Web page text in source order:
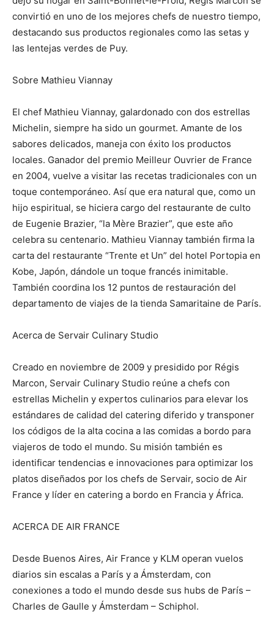
convirtió en uno de los mejores chefs de nuestro tiempo,
destacando sus productos regionales como las setas y
las lentejas verdes de Puy.
Sobre Mathieu Viannay
El chef Mathieu Viannay, galardonado con dos estrellas
Michelin, siempre ha sido un gourmet. Amante de los
sabores delicados, maneja con éxito los productos
locales. Ganador del premio Meilleur Ouvrier de France
en 2004, vuelve a visitar las recetas tradicionales con un
toque contemporáneo. Así que era natural que, como un
hijo espiritual, se hiciera cargo del restaurante de culto
de Eugenie Brazier, “la Mère Brazier”, que este año
celebra su centenario. Mathieu Viannay también firma la
carta del restaurante “Trente et Un” del hotel Portopia en
Kobe, Japón, dándole un toque francés inimitable.
También coordina los 12 puntos de restauración del
departamento de viajes de la tienda Samaritaine de París.
Acerca de Servair Culinary Studio
Creado en noviembre de 2009 y presidido por Régis
Marcon, Servair Culinary Studio reúne a chefs con
estrellas Michelin y expertos culinarios para elevar los
estándares de calidad del catering diferido y transponer
los códigos de la alta cocina a las comidas a bordo para
viajeros de todo el mundo. Su misión también es
identificar tendencias e innovaciones para optimizar los
platos diseñados por los chefs de Servair, socio de Air
France y líder en catering a bordo en Francia y África.
ACERCA DE AIR FRANCE
Desde Buenos Aires, Air France y KLM operan vuelos
diarios sin escalas a París y a Ámsterdam, con
conexiones a todo el mundo desde sus hubs de París –
Charles de Gaulle y Ámsterdam – Schiphol.